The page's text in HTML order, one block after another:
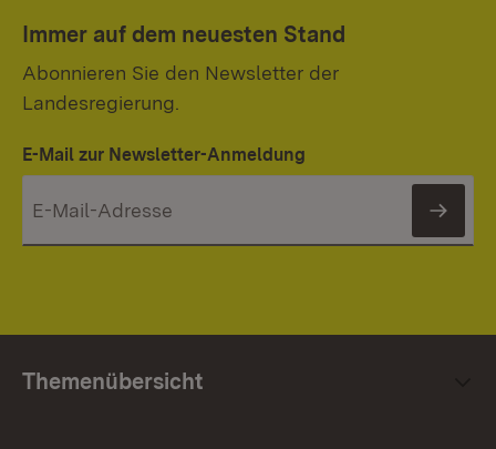
Immer auf dem neuesten Stand
Abonnieren Sie den Newsletter der
Landesregierung.
E-Mail zur Newsletter-Anmeldung
Themenübersicht